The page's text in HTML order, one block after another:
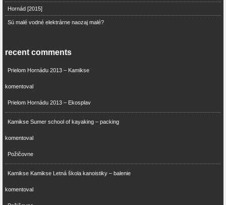
Hornád [2015]
Sú malé vodné elektrárne naozaj malé?
recent comments
Prielom Hornádu 2013 – Kamikse
komentoval
Prielom Hornádu 2013 – Ekosplav
Kamikse Sumer school of kayaking – packing
komentoval
Požičovne
Kamikse Kamikse Letná škola kanoistiky – balenie
komentoval